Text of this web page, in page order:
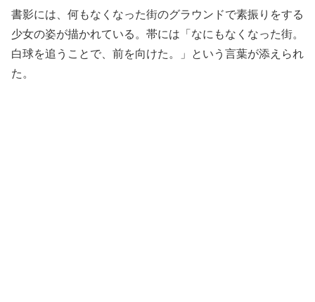
書影には、何もなくなった街のグラウンドで素振りをする
少女の姿が描かれている。帯には「なにもなくなった街。
白球を追うことで、前を向けた。」という言葉が添えられ
た。